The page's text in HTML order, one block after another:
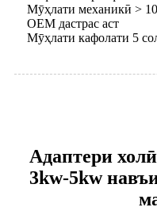
Мӯҳлати механикӣ >
OEM дастрас аст
Мӯҳлати кафолати 5
Адаптери
3kw-5kw